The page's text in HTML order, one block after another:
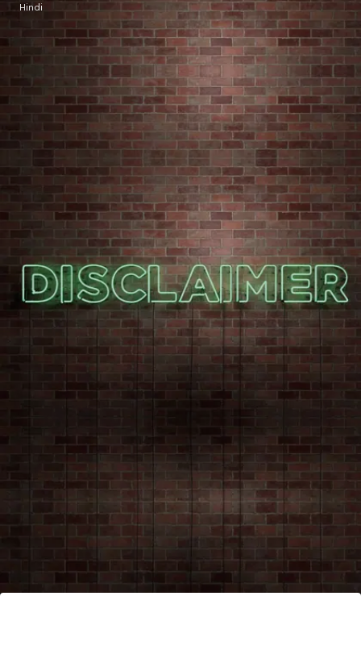
इस राशि के लोगों को कोई बुरी खबर सुनने को मिलेगी, जिससे
चलते इनकी टेंशन बढ़ सकती है। जमा पूंजी खर्च होने से बैंक
बैलेंस में कमी आ सकती है। नौकरी में परेशानी का अनुभव होगा।
Image credits: freepik
Hindi